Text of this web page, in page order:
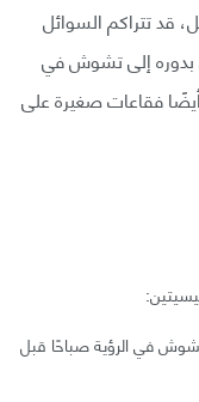
قد تتراكم السوائل
بدوره إلى تشوش في
فقاعات صغيرة على
في الرؤية صباحًا قبل